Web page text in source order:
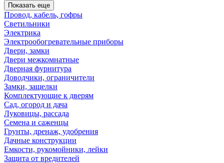
Показать еще
Провод, кабель, гофры
Светильники
Электрика
Электрообогревательные приборы
Двери, замки
Двери межкомнатные
Дверная фурнитура
Доводчики, ограничители
Замки, защелки
Комплектующие к дверям
Сад, огород и дача
Луковицы, рассада
Семена и саженцы
Грунты, дренаж, удобрения
Дачные конструкции
Емкости, рукомойники, лейки
Защита от вредителей